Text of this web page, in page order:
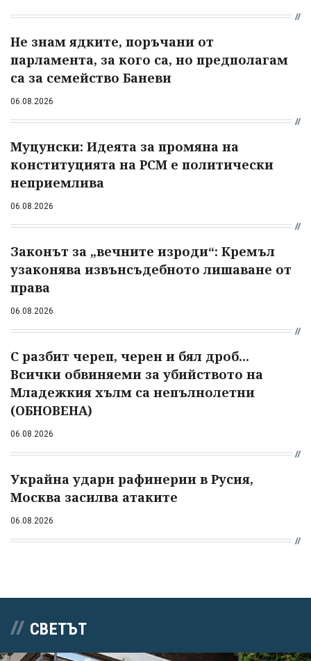
Не знам ядките, поръчани от
парламента, за кого са, но предполагам
са за семейство Баневи
06.08.2026
Муцунски: Идеята за промяна на
конституцията на РСМ е политически
неприемлива
06.08.2026
Законът за „вечните изроди“: Кремъл
узаконява извънсъдебното лишаване от
права
06.08.2026
С разбит череп, черен и бял дроб...
Всички обвиняеми за убийството на
Младежкия хълм са непълнолетни
(ОБНОВЕНА)
06.08.2026
Украйна удари рафинерии в Русия,
Москва засилва атаките
06.08.2026
СВЕТЪТ